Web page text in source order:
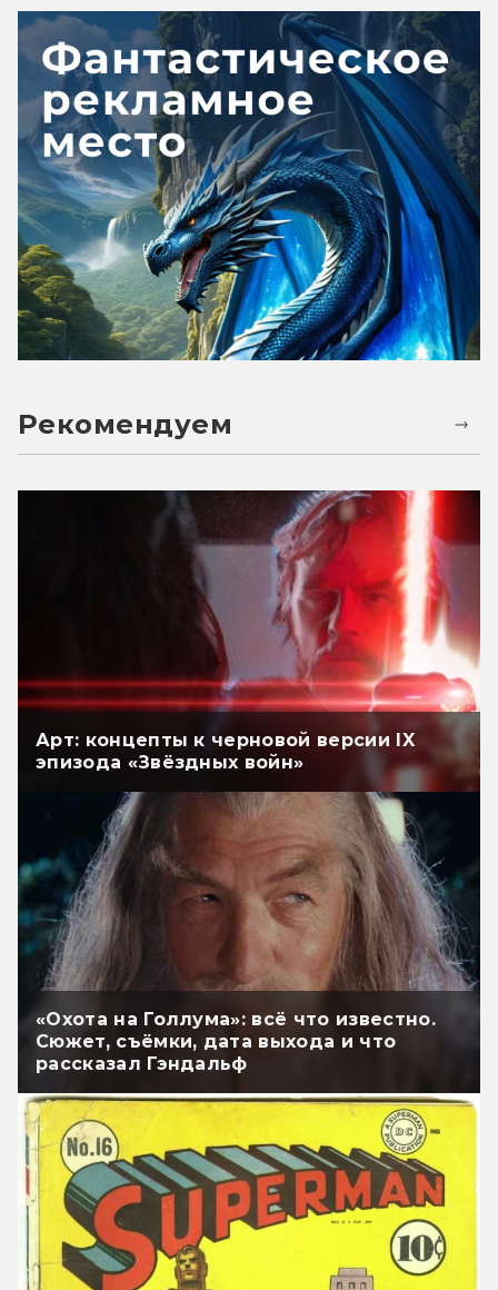
Рекомендуем
Арт: концепты к черновой версии IX
эпизода «Звёздных войн»
«Охота на Голлума»: всё что известно.
Сюжет, съёмки, дата выхода и что
рассказал Гэндальф